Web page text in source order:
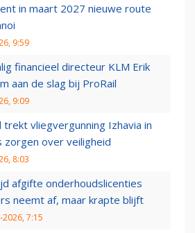
in maart 2027 nieuwe route
9:59
financieel directeur KLM Erik
aan de slag bij ProRail
9:09
trekt vliegvergunning Izhavia in
zorgen over veiligheid
8:03
afgifte onderhoudslicenties
neemt af, maar krapte blijft
2026, 7:15